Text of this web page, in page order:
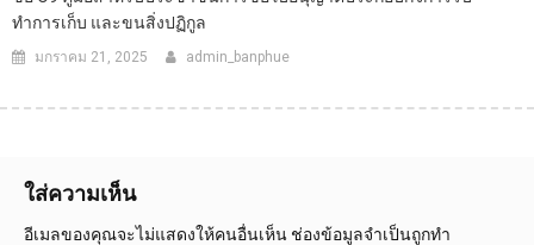
ทำการเก็บ และขนสิ่งปฏิกูล
มกราคม 21, 2025 admin_banphue
ใส่ความเห็น
อีเมลของคุณจะไม่แสดงให้คนอื่นเห็น ช่องข้อมูลจำเป็นถูกทำ